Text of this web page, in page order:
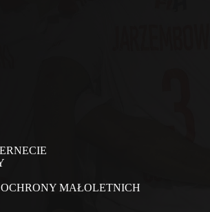
MAŁOLETNICH